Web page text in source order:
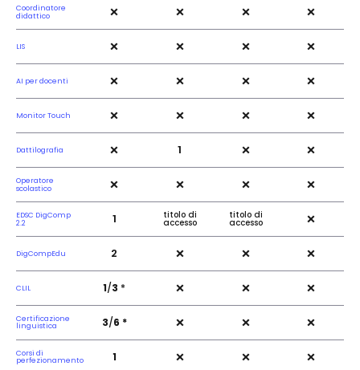
Coordinatore
didattico
× × × ×
LIS × × × ×
AI per docenti × × × ×
Monitor Touch × × × ×
Dattilografia × 1 × ×
Operatore
scolastico
× × × ×
EDSC DigComp
2.2
1 titolo di
accesso
titolo di
accesso ×
DigCompEdu 2 × × ×
CLIL 1/3 * × × ×
Certificazione
linguistica 3/6 * × × ×
Corsi di
perfezionamento 1 × × ×